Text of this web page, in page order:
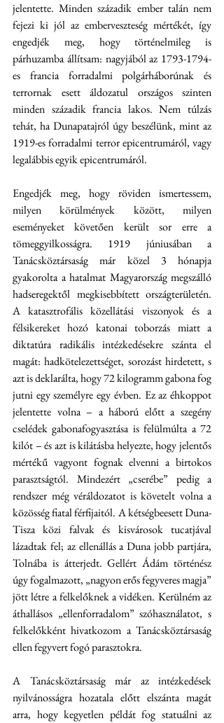
jelentette. Minden századik ember talán nem
fejezi ki jól az emberveszteség mértékét, így
engedjék meg, hogy történelmileg is
párhuzamba állítsam: nagyjából az 1793-1794-
es francia forradalmi polgárháborúnak és
terrornak esett áldozatul országos szinten
minden századik francia lakos. Nem túlzás
tehát, ha Dunapatajról úgy beszélünk, mint az
1919-es forradalmi terror epicentrumáról, vagy
legalábbis egyik epicentrumáról.
Engedjék meg, hogy röviden ismertessem,
milyen körülmények között, milyen
eseményeket követően került sor erre a
tömeggyilkosságra. 1919 júniusában a
Tanácsköztársaság már közel 3 hónapja
gyakorolta a hatalmat Magyarország megszálló
hadseregektől megkisebbített országterületén.
A katasztrofális közellátási viszonyok és a
félsikereket hozó katonai toborzás miatt a
diktatúra radikális intézkedésekre szánta el
magát: hadkötelezettséget, sorozást hirdetett, s
azt is deklarálta, hogy 72 kilogramm gabona fog
jutni egy személyre egy évben. Ez az éhkoppot
jelentette volna – a háború előtt a szegény
cselédek gabonafogyasztása is felülmúlta a 72
kilót – és azt is kilátásba helyezte, hogy jelentős
mértékű vagyont fognak elvenni a birtokos
parasztságtól. Mindezért „cserébe” pedig a
rendszer még véráldozatot is követelt volna a
közösség fiatal férfijaitól. A kétségbeesett Duna-
Tisza közi falvak és kisvárosok tucatjával
lázadtak fel; az ellenállás a Duna jobb partjára,
Tolnába is átterjedt. Gellért Ádám történész
úgy fogalmazott, „nagyon erős fegyveres magja”
jött létre a felkelőknek a vidéken. Kerülném az
áthallásos „ellenforradalom” szóhasználatot, s
felkelőkként hivatkozom a Tanácsköztársaság
ellen fegyvert fogó parasztokra.
A Tanácsköztársaság már az intézkedések
nyilvánosságra hozatala előtt elszánta magát
arra, hogy kegyetlen példát fog statuálni az